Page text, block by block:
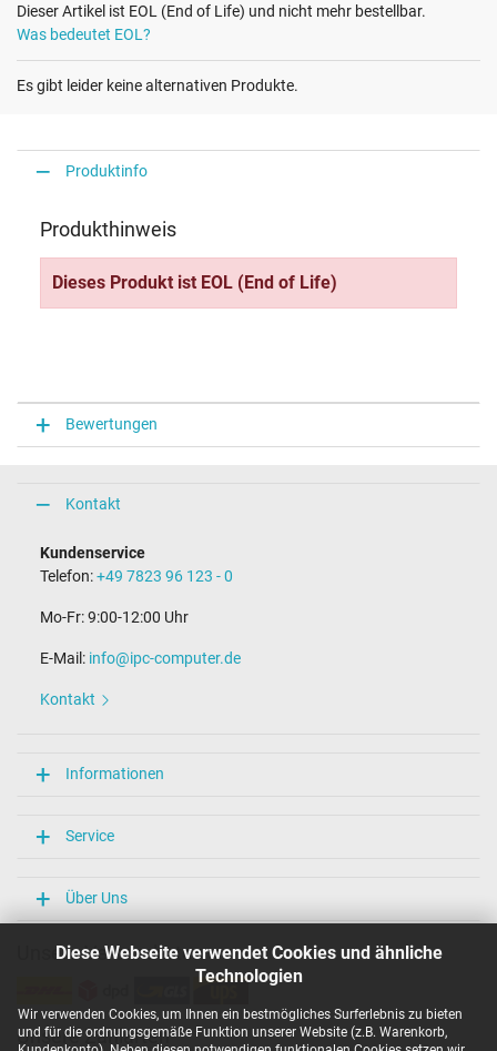
Diese Webseite verwendet Cookies und ähnliche
Technologien
Wir verwenden Cookies, um Ihnen ein bestmögliches Surferlebnis zu bieten
und für die ordnungsgemäße Funktion unserer Website (z.B. Warenkorb,
Dieser Artikel ist EOL (End of Life) und nicht mehr bestellbar.
Was bedeutet EOL?
Es gibt leider keine alternativen Produkte.
Produktinfo
Produkthinweis
Dieses Produkt ist EOL (End of Life)
Bewertungen
Kontakt
Kundenservice
Telefon:+49 7823 96 123 - 0
Mo-Fr: 9:00-12:00 Uhr
E-Mail: info@ipc-computer.de
Kontakt
Informationen
Service
Über Uns
Unsere Versandarten
Unsere Zahlarten